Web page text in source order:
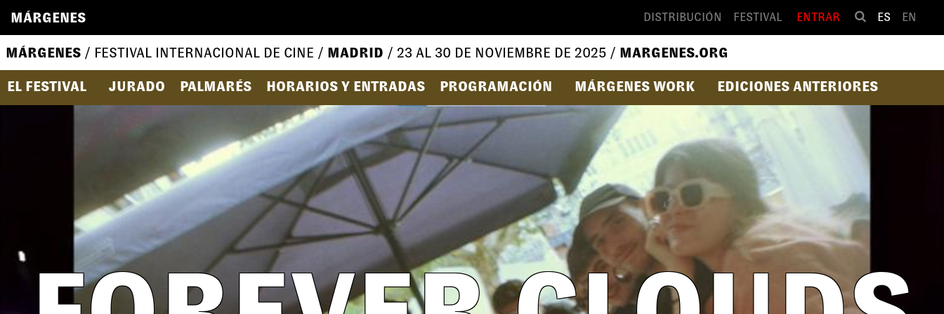
MÁRGENES DISTRIBUCIÓN FESTIVAL ENTRAR ES EN
MÁRGENES / FESTIVAL INTERNACIONAL DE CINE / MADRID / 23 AL 30 DE NOVIEMBRE DE 2025 / MARGENES.ORG
EL FESTIVAL JURADO PALMARÉS HORARIOS Y ENTRADAS PROGRAMACIÓN MÁRGENES WORK EDICIONES ANTERIORES